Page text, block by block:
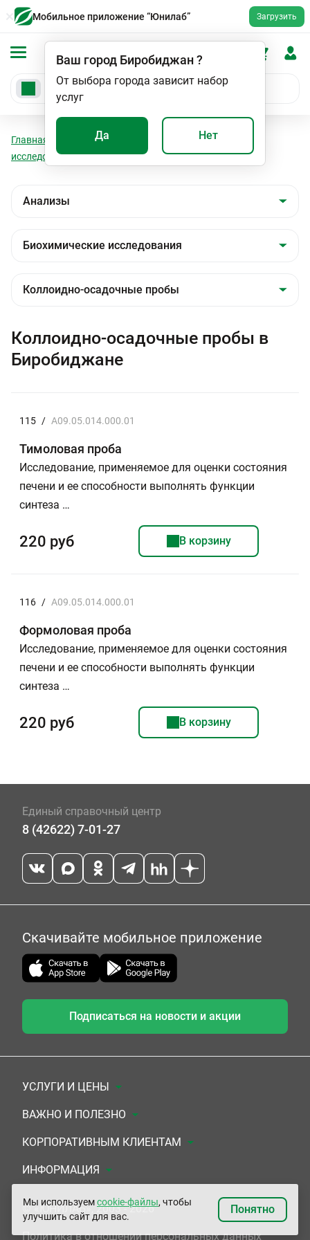
Мобильное приложение “Юнилаб” Загрузить
Ваш город Биробиджан?
От выбора города зависит набор
услуг
Да Нет
Главная Анализы
Биохимические
исследования
Коллоидно-осадочные пробы
Коллоидно-осадочные пробы в
Биробиджане
115 / A09.05.014.000.01
Тимоловая проба
Исследование, применяемое для оценки состояния
печени и ее способности выполнять функции
синтеза …
220 руб В корзину
116 / A09.05.014.000.01
Формоловая проба
Исследование, применяемое для оценки состояния
печени и ее способности выполнять функции
синтеза …
220 руб В корзину
Единый справочный центр
8 (42622) 7-01-27
Скачивайте мобильное приложение
Подписаться на новости и акции
УСЛУГИ И ЦЕНЫ
Анализы
Комплексы
УЗИ
ЭКГ/Холтер/СМАД
Приемы врачей
ВАЖНО И ПОЛЕЗНО
Документы для заключения договора
Система скидок
Подарочные сертификаты
Сертификаты на комплексные программы
КОРПОРАТИВНЫМ КЛИЕНТАМ
Медицинским организациям
Прочим организациям
ИНФОРМАЦИЯ
О Компании
Контакты
© «ЮНИЛАБ», 2003 - 2026
Политика в отношении персональных данных
Мы используемcookie-файлы, чтобы
улучшить сайт для вас.
Понятно